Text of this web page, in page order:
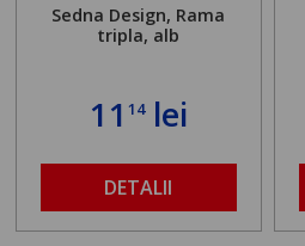
Sedna Design, Rama
tripla, alb
11 14lei
DETALII